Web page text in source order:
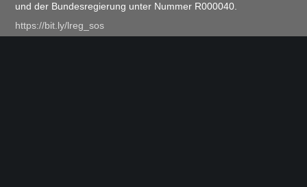
und der Bundesregierung unter Nummer R000040.
https://bit.ly/lreg_sos